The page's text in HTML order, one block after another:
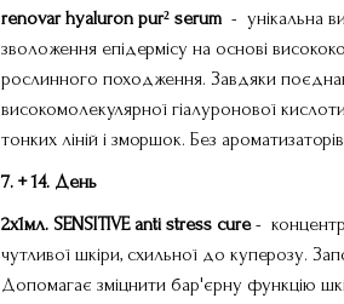
renovar hyaluron pur² serum - унікальна
зволоження епідермісу на основі
рослинного походження. Завдяки
високомолекулярної гіалуронової
тонких ліній і зморшок. Без
7. + 14. День
2х1мл. SENSITIVE anti stress cure-
чутливої ​​шкіри, схильної до куперозу.
Допомагає зміцнити бар'єрну функцію